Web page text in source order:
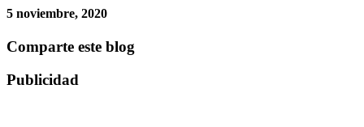
5 noviembre, 2020
Comparte este blog
Publicidad